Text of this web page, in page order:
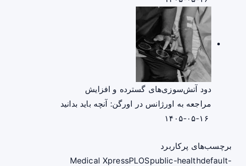
دود آتش‌سوزی‌های گسترده و افزایش
مراجعه به اورژانس در اورگن: آنچه باید بدانید
برچسب‌های پرکاربرد
Medical XpressPLOSpublic-healthdefault-